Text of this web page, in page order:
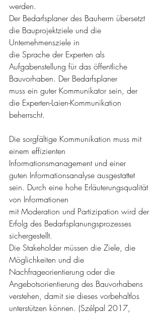
werden.
Der Bedarfsplaner des Bauherrn übersetzt
die Bauprojektziele und die
Unternehmensziele in
die Sprache der Experten als
Aufgabenstellung für das öffentliche
Bauvorhaben. Der Bedarfsplaner
muss ein guter Kommunikator sein, der
die Experten-Laien-Kommunikation
beherrscht.
Die sorgfältige Kommunikation muss mit
einem effizienten
Informationsmanagement und einer
guten Informationsanalyse ausgestattet
sein. Durch eine hohe Erläuterungsqualität
von Informationen
mit Moderation und Partizipation wird der
Erfolg des Bedarfsplanungsprozesses
sichergestellt.
Die Stakeholder müssen die Ziele, die
Möglichkeiten und die
Nachfrageorientierung oder die
Angebotsorientierung des Bauvorhabens
verstehen, damit sie dieses vorbehaltlos
unterstützen können. (Szélpal 2017,